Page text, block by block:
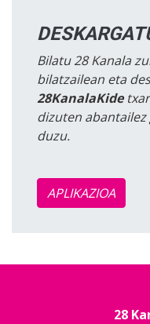
Bilatu 28 Kanala
bilatzailean eta
28KanalaKide
dizuten
duzu.
APLIKAZIOA
28